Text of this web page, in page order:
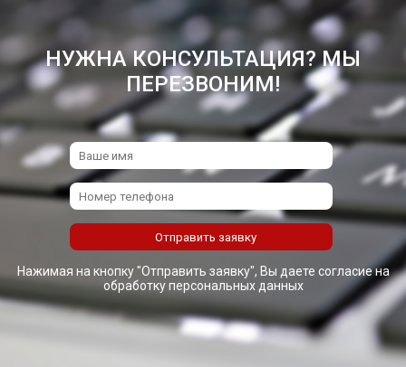
НУЖНА КОНСУЛЬТАЦИЯ? МЫ
ПЕРЕЗВОНИМ!
Нажимая на кнопку "Отправить заявку", Вы даете согласие на
обработку персональных данных